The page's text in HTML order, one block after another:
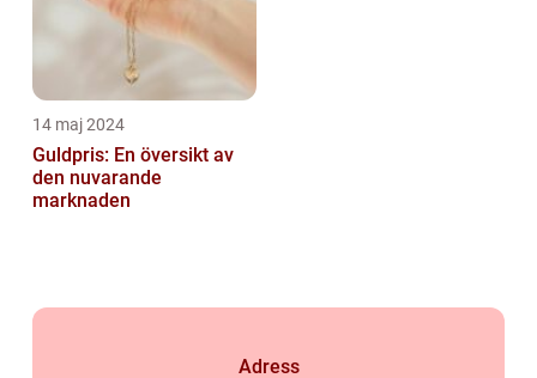
14 maj 2024
Guldpris: En översikt av
den nuvarande
marknaden
Adress